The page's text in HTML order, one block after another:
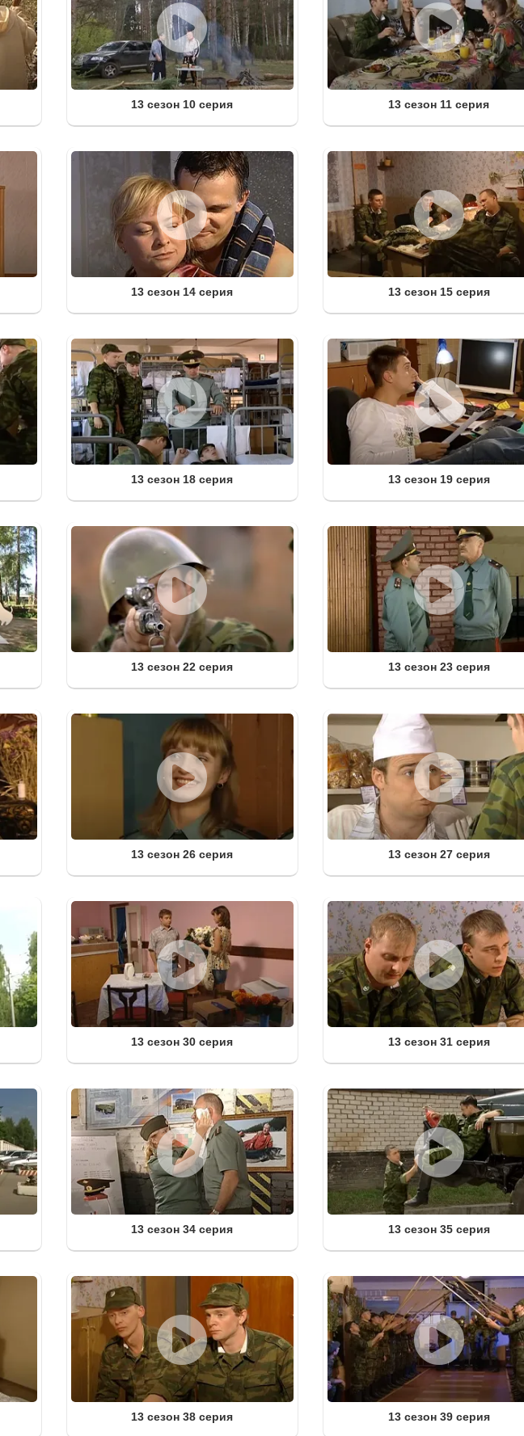
13 сезон 10 серия 13 сезон 11 серия
13 сезон 14 серия 13 сезон 15 серия
13 сезон 18 серия 13 сезон 19 серия
13 сезон 22 серия 13 сезон 23 серия
13 сезон 26 серия 13 сезон 27 серия
13 сезон 30 серия 13 сезон 31 серия
13 сезон 34 серия 13 сезон 35 серия
13 сезон 38 серия 13 сезон 39 серия